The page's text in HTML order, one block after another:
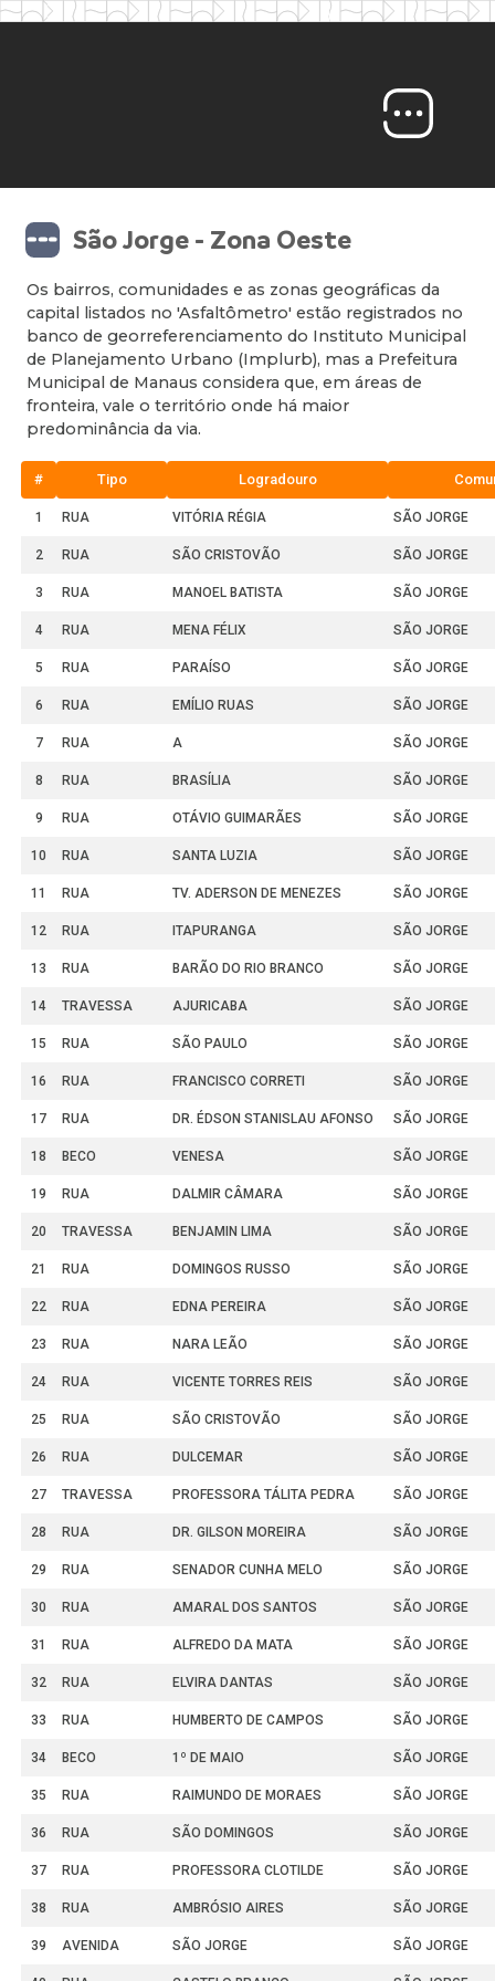
São Jorge - Zona Oeste
Os bairros, comunidades e as zonas geográficas da
capital listados no 'Asfaltômetro' estão registrados no
banco de georreferenciamento do Instituto Municipal
de Planejamento Urbano (Implurb), mas a Prefeitura
Municipal de Manaus considera que, em áreas de
fronteira, vale o território onde há maior
predominância da via.
# Tipo Logradouro
1 RUA VITÓRIA RÉGIA SÃO JORGE
2 RUA SÃO CRISTOVÃO SÃO JORGE
3 RUA MANOEL BATISTA SÃO JORGE
4 RUA MENA FÉLIX SÃO JORGE
5 RUA PARAÍSO SÃO JORGE
6 RUA EMÍLIO RUAS SÃO JORGE
7 RUA A SÃO JORGE
8 RUA BRASÍLIA SÃO JORGE
9 RUA OTÁVIO GUIMARÃES SÃO JORGE
10 RUA SANTA LUZIA SÃO JORGE
11 RUA TV. ADERSON DE MENEZES SÃO JORGE
12 RUA ITAPURANGA SÃO JORGE
13 RUA BARÃO DO RIO BRANCO SÃO JORGE
14 TRAVESSA AJURICABA SÃO JORGE
15 RUA SÃO PAULO SÃO JORGE
16 RUA FRANCISCO CORRETI SÃO JORGE
17 RUA DR. ÉDSON STANISLAU AFONSO SÃO JORGE
18 BECO VENESA SÃO JORGE
19 RUA DALMIR CÂMARA SÃO JORGE
20 TRAVESSA BENJAMIN LIMA SÃO JORGE
21 RUA DOMINGOS RUSSO SÃO JORGE
22 RUA EDNA PEREIRA SÃO JORGE
23 RUA NARA LEÃO SÃO JORGE
24 RUA VICENTE TORRES REIS SÃO JORGE
25 RUA SÃO CRISTOVÃO SÃO JORGE
26 RUA DULCEMAR SÃO JORGE
27 TRAVESSA PROFESSORA TÁLITA PEDRA SÃO JORGE
28 RUA DR. GILSON MOREIRA SÃO JORGE
29 RUA SENADOR CUNHA MELO SÃO JORGE
30 RUA AMARAL DOS SANTOS SÃO JORGE
31 RUA ALFREDO DA MATA SÃO JORGE
32 RUA ELVIRA DANTAS SÃO JORGE
33 RUA HUMBERTO DE CAMPOS SÃO JORGE
34 BECO 1º DE MAIO SÃO JORGE
35 RUA RAIMUNDO DE MORAES SÃO JORGE
36 RUA SÃO DOMINGOS SÃO JORGE
37 RUA PROFESSORA CLOTILDE SÃO JORGE
38 RUA AMBRÓSIO AIRES SÃO JORGE
39 AVENIDA SÃO JORGE SÃO JORGE